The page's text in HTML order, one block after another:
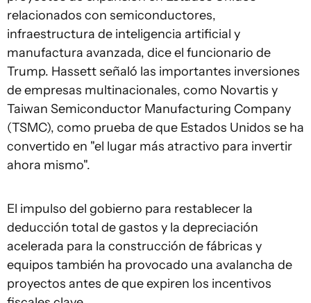
relacionados con semiconductores,
infraestructura de inteligencia artificial y
manufactura avanzada, dice el funcionario de
Trump. Hassett señaló las importantes inversiones
de empresas multinacionales, como Novartis y
Taiwan Semiconductor Manufacturing Company
(TSMC), como prueba de que Estados Unidos se ha
convertido en "el lugar más atractivo para invertir
ahora mismo".
El impulso del gobierno para restablecer la
deducción total de gastos y la depreciación
acelerada para la construcción de fábricas y
equipos también ha provocado una avalancha de
proyectos antes de que expiren los incentivos